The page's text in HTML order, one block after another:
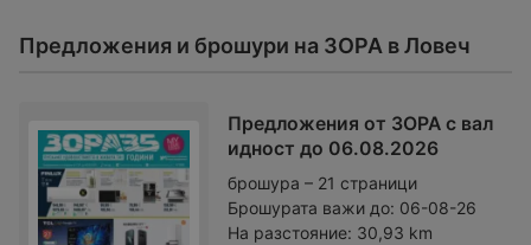
Предложения и брошури на ЗОРА в Ловеч
Предложения от ЗОРА с вал
идност до 06.08.2026
брошура – 21 страници
Брошурата важи до: 06-08-26
На разстояние: 30,93 km